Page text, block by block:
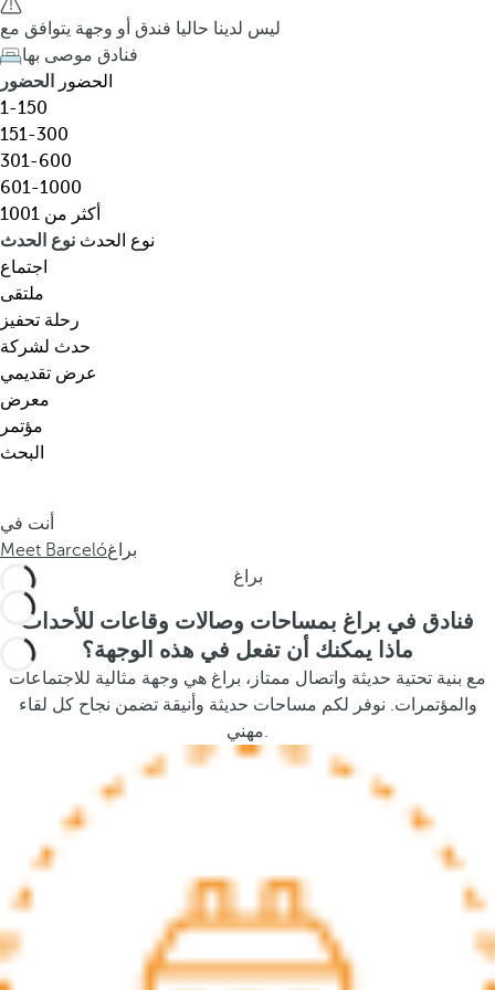
ق
،
و
ج
ه
ة
،
ن
و
ع
م
ع
ي
ن
…
h
e
d
o
w
n
a
r
r
o
w
k
e
y
o
p
e
t
h
u
e
s
f
o
ليس لدينا حاليا فندق أو وجهة يتوافق مع
فنادق موصى بها
الحضور
الحضور
1-150
151-300
301-600
601-1000
أكثر من 1001
نوع الحدث نوع الحدث
اجتماع
ملتقى
رحلة تحفيز
حدث لشركة
عرض تقديمي
معرض
مؤتمر
البحث
أنت في
Meet Barcelóبراغ
براغ
فنادق في براغ بمساحات وصالات وقاعات للأحداث
ماذا يمكنك أن تفعل في هذه الوجهة؟
مع بنية تحتية حديثة واتصال ممتاز، براغ هي وجهة مثالية للاجتماعات
والمؤتمرات. نوفر لكم مساحات حديثة وأنيقة تضمن نجاح كل لقاء
مهني.